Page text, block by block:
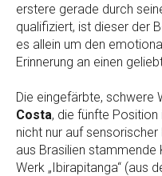
erstere gerade durch
qualifiziert, ist dieser der
es allein um den
Erinnerung an einen
Die eingefärbte, schwere
Costa, die fünfte
nicht nur auf sensorischer
aus Brasilien stammende
Werk „Ibirapitanga“ (aus